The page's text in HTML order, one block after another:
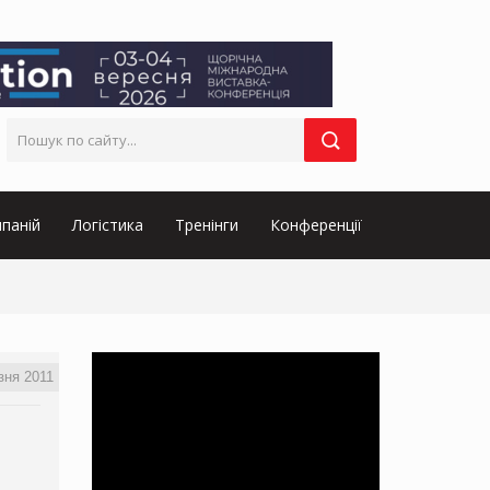
Логістика Тренінги Конференції
2011